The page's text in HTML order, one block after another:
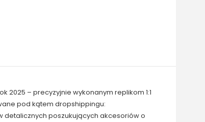
2025 – precyzyjnie wykonanym replikom 1:1
pod kątem dropshippingu:
detalicznych poszukujących akcesoriów o